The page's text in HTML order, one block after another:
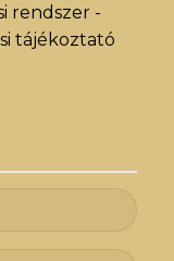
rendszer -
tájékoztató